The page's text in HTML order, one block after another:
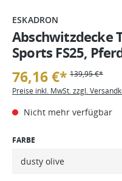
ESKADRON
Abschwitzdecke
Sports FS25,
76,16 €* 139,95 €*
Preise inkl. MwSt. zzgl.
Nicht mehr verfügbar
FARBE